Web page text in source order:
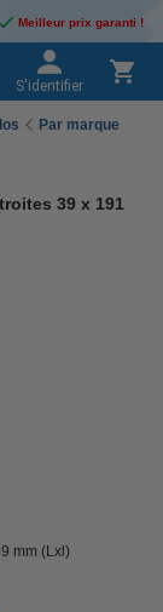
Meilleur prix garanti !
S'identifier
Par marque
39 x 191
mm (Lxl)